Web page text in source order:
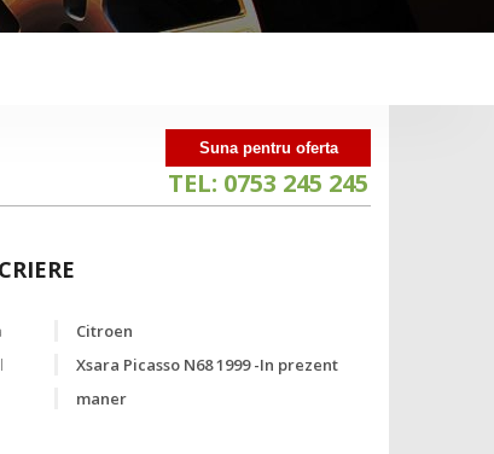
Suna pentru oferta
TEL: 0753 245 245
Citroen
Xsara Picasso N68 1999 -In prezent
maner